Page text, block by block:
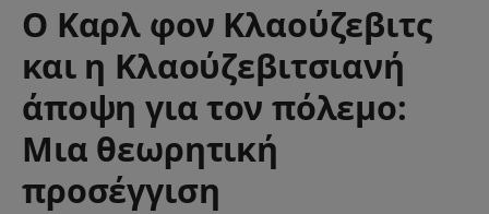
Ο Καρλ φον Κλαούζεβιτς
και η Κλαούζεβιτσιανή
άποψη για τον πόλεμο:
Μια θεωρητική
προσέγγιση